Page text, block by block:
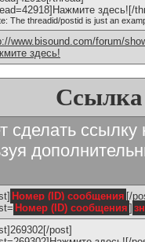
здесь![/
The threadid/postid is just an
www.bisound.com/forum/
здесь!
Ссылка
сделать
Номер (ID) сообщения [/
Номер (ID) сообщения ]
post]